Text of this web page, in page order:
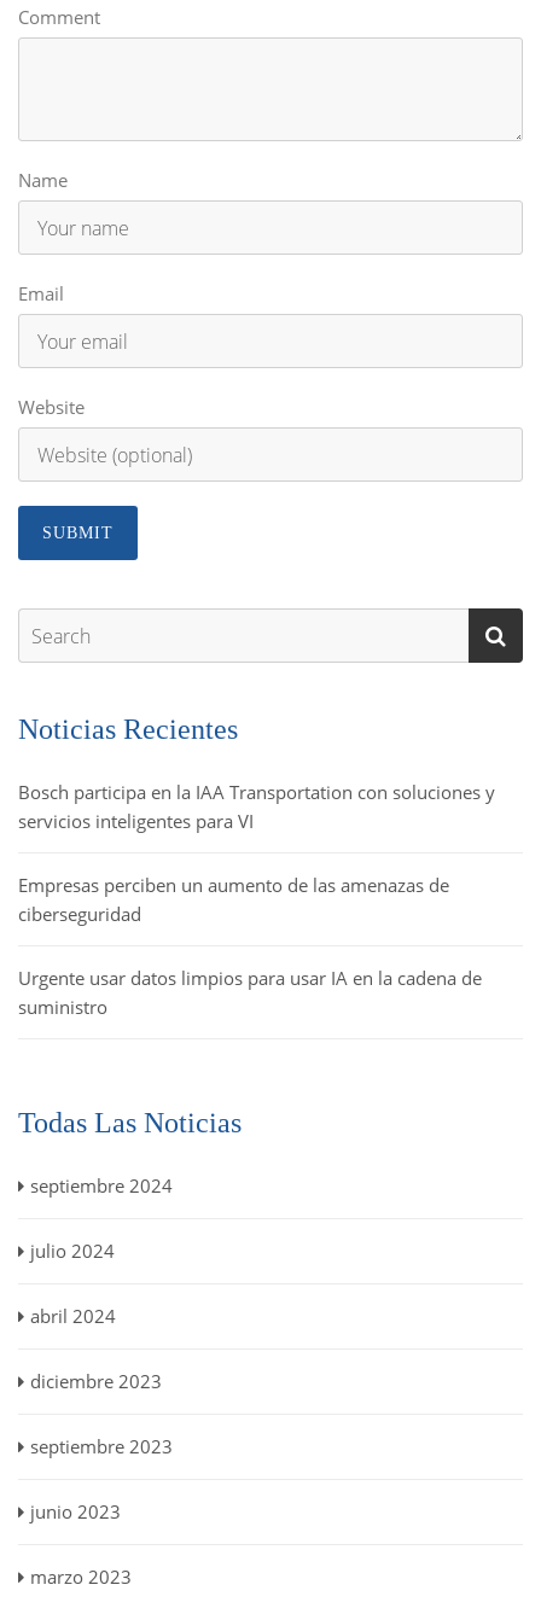
Comment
Name
Email
Website
Noticias Recientes
Bosch participa en la IAA Transportation con soluciones y
servicios inteligentes para VI
Empresas perciben un aumento de las amenazas de
ciberseguridad
Urgente usar datos limpios para usar IA en la cadena de
suministro
Todas Las Noticias
septiembre 2024
julio 2024
abril 2024
diciembre 2023
septiembre 2023
junio 2023
marzo 2023